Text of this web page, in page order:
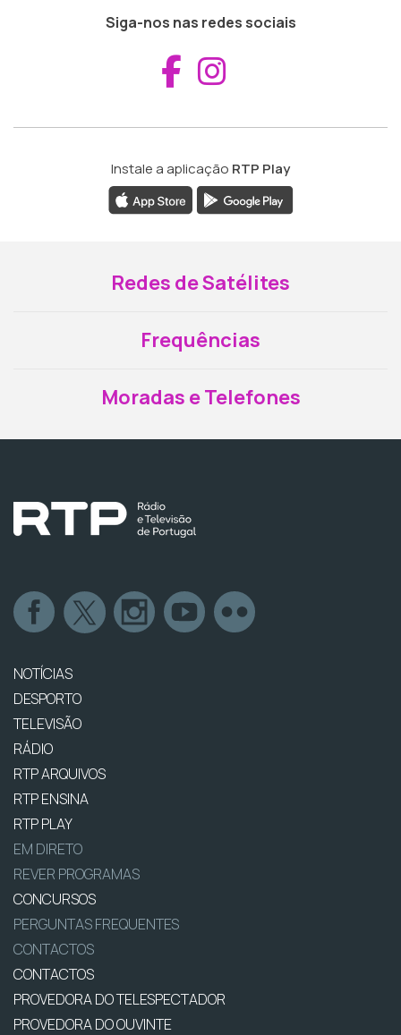
Siga-nos nas redes sociais
Aceder ao
Instale a aplicação RTP Play
Redes de Satélites
Frequências
Moradas e Telefones
NOTÍCIAS
DESPORTO
TELEVISÃO
RÁDIO
RTP ARQUIVOS
RTP ENSINA
RTP PLAY
EM DIRETO
REVER PROGRAMAS
CONCURSOS
PERGUNTAS FREQUENTES
CONTACTOS
CONTACTOS
PROVEDORA DO TELESPECTADOR
PROVEDORA DO OUVINTE